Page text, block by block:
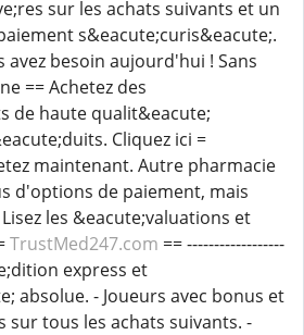
sur les achats suivants et un
s&eacute;curis&eacute;.
avez besoin aujourd'hui ! Sans
== Achetez des
de haute qualit&eacute;
Cliquez ici =
maintenant. Autre pharmacie
d'options de paiement, mais
les &eacute;valuations et
TrustMed247.com == ------------------
express et
absolue. - Joueurs avec bonus et
tous les achats suivants. -